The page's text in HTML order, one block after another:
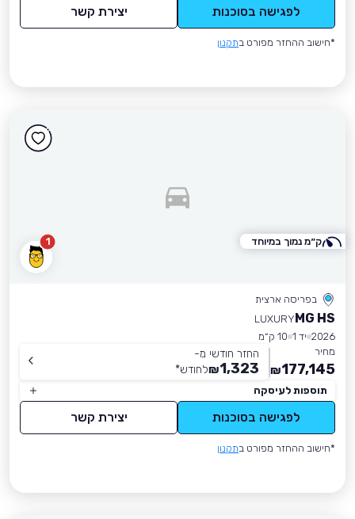
לפגישה בסוכנות יצירת קשר
*חישוב ההחזר מפורט בתקנון
1
בפריסה ארצית
MG HS
LUXURY
2026 יד 1
10 ק״מ
מחיר
177,145
₪
החזר חודשי מ-
1,323
₪לחודש*
תוספות לעיסקה
לפגישה בסוכנות יצירת קשר
*חישוב ההחזר מפורט בתקנון
ק״מ נמוך במיוחד